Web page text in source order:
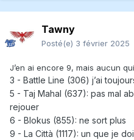
Tawny
Posté(e) 3 février 2025
J’en ai encore 9, mais aucun
3 - Battle Line (306) j’ai
5 - Taj Mahal (637): pas mal
rejouer
6 - Blokus (855): ne sort plus
9 - La Città (1117): un que je